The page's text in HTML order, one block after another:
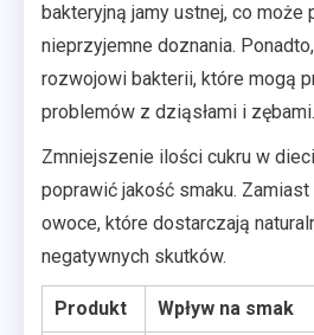
bakteryjną jamy ustnej, co może
nieprzyjemne doznania.
rozwojowi bakterii, które mogą
problemów z dziąsłami i zębami.
Zmniejszenie ilości cukru w
poprawić jakość smaku. Zamiast
owoce, które dostarczają
negatywnych skutków.
Produkt Wpływ na smak